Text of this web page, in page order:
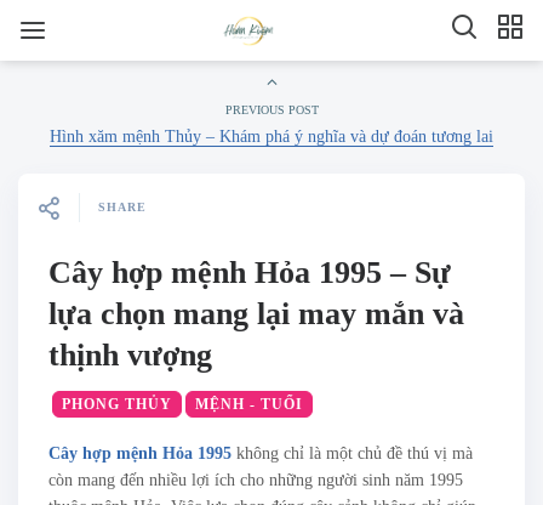
PREVIOUS POST
Hình xăm mệnh Thủy – Khám phá ý nghĩa và dự đoán tương lai
SHARE
Cây hợp mệnh Hỏa 1995 – Sự
lựa chọn mang lại may mắn và
thịnh vượng
PHONG THỦY MỆNH - TUỔI
Cây hợp mệnh Hỏa 1995 không chỉ là một chủ đề thú vị mà
còn mang đến nhiều lợi ích cho những người sinh năm 1995